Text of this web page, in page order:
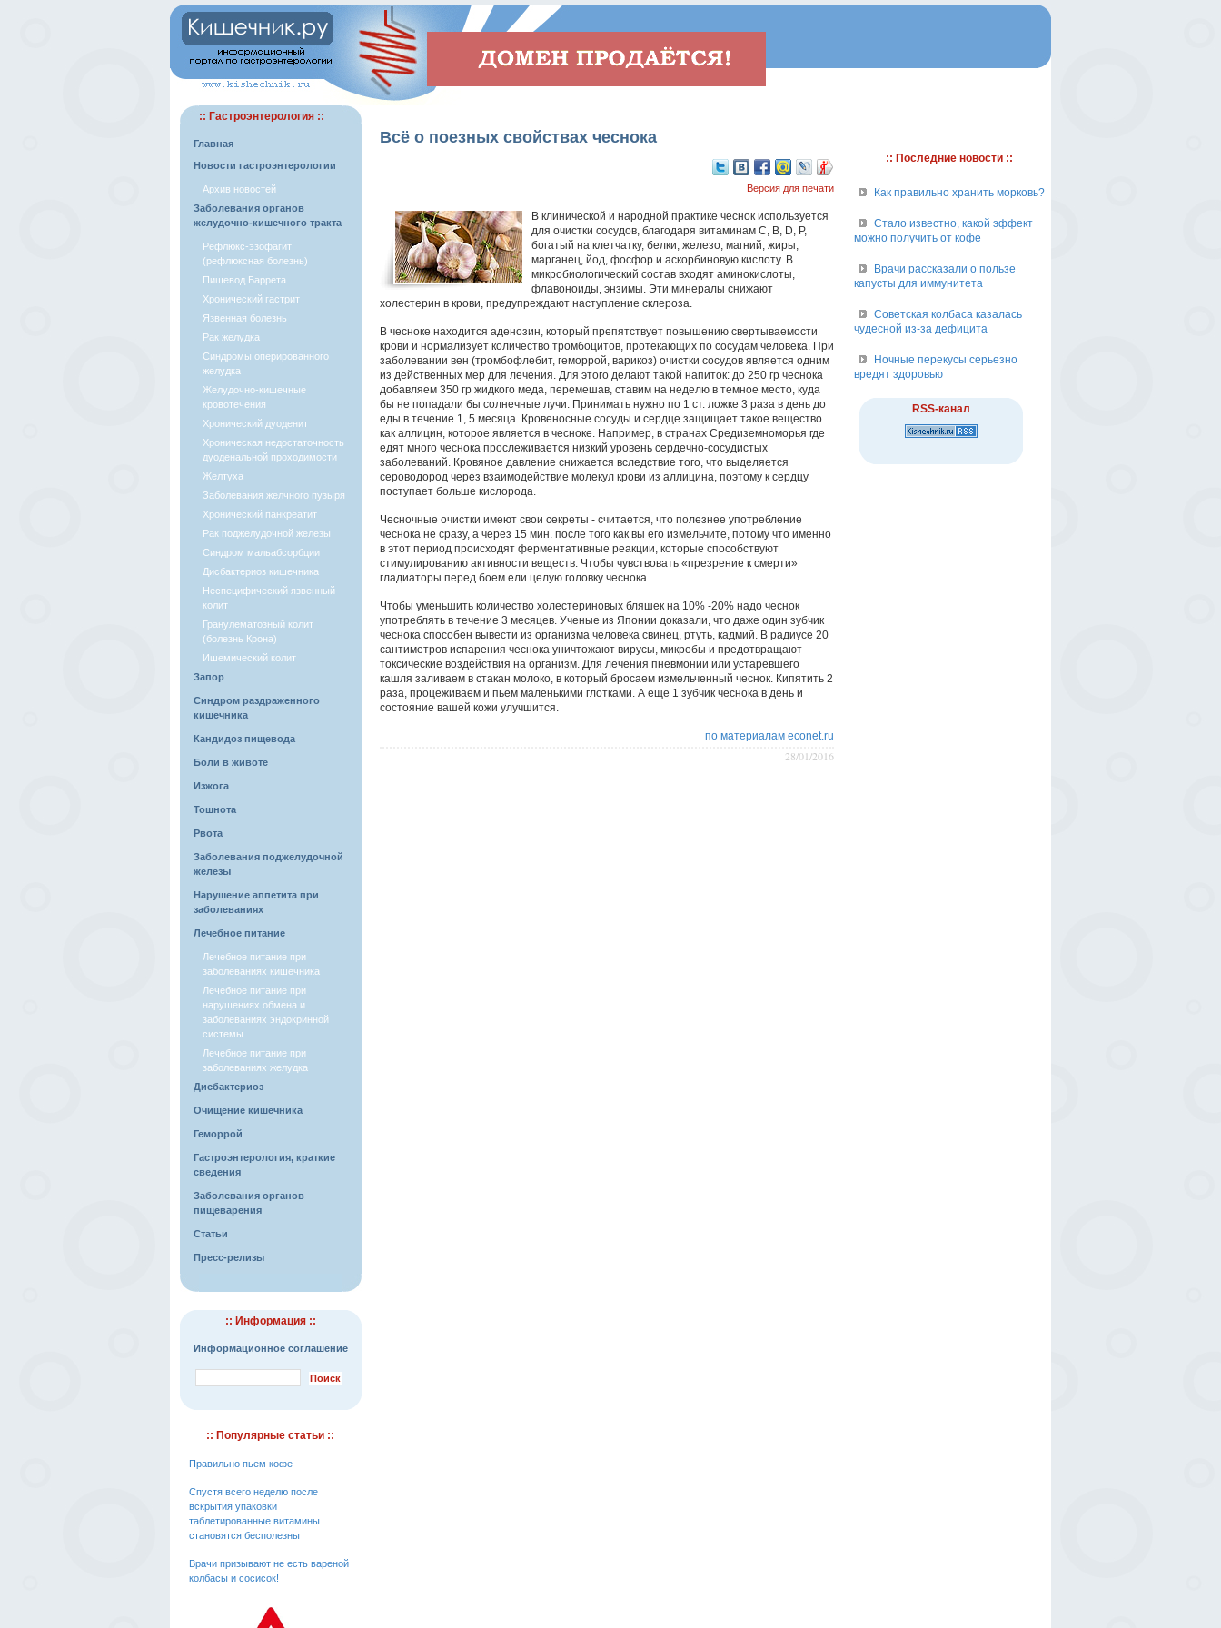
:: Гастроэнтерология ::
Главная
Новости гастроэнтерологии
Архив новостей
Заболевания органов
желудочно-кишечного тракта
Рефлюкс-эзофагит
(рефлюксная болезнь)
Пищевод Баррета
Хронический гастрит
Язвенная болезнь
Рак желудка
Синдромы оперированного
желудка
Желудочно-кишечные
кровотечения
Хронический дуоденит
Хроническая недостаточность
дуоденальной проходимости
Желтуха
Заболевания желчного пузыря
Хронический панкреатит
Рак поджелудочной железы
Синдром мальабсорбции
Дисбактериоз кишечника
Неспецифический язвенный
колит
Гранулематозный колит
(болезнь Крона)
Ишемический колит
Запор
Синдром раздраженного
кишечника
Кандидоз пищевода
Боли в животе
Изжога
Тошнота
Рвота
Заболевания поджелудочной
железы
Нарушение аппетита при
заболеваниях
Лечебное питание
Лечебное питание при
заболеваниях кишечника
Лечебное питание при
нарушениях обмена и
заболеваниях эндокринной
системы
Лечебное питание при
заболеваниях желудка
Дисбактериоз
Очищение кишечника
Геморрой
Гастроэнтерология, краткие
сведения
Заболевания органов
пищеварения
Статьи
Пресс-релизы
:: Информация ::
Информационное соглашение
:: Популярные статьи ::
Правильно пьем кофе
Спустя всего неделю после
вскрытия упаковки
таблетированные витамины
становятся бесполезны
Врачи призывают не есть вареной
колбасы и сосисок!
Всё о поезных свойствах чеснока
Версия для печати
В клинической и народной практике чеснок используется
для очистки сосудов, благодаря витаминам C, B, D, P,
богатый на клетчатку, белки, железо, магний, жиры,
марганец, йод, фосфор и аскорбиновую кислоту. В
микробиологический состав входят аминокислоты,
флавоноиды, энзимы. Эти минералы снижают
холестерин в крови, предупреждают наступление склероза.
В чесноке находится аденозин, который препятствует повышению свертываемости
крови и нормализует количество тромбоцитов, протекающих по сосудам человека. При
заболевании вен (тромбофлебит, геморрой, варикоз) очистки сосудов является одним
из действенных мер для лечения. Для этого делают такой напиток: до 250 гр чеснока
добавляем 350 гр жидкого меда, перемешав, ставим на неделю в темное место, куда
бы не попадали бы солнечные лучи. Принимать нужно по 1 ст. ложке 3 раза в день до
еды в течение 1, 5 месяца. Кровеносные сосуды и сердце защищает такое вещество
как аллицин, которое является в чесноке. Например, в странах Средиземноморья где
едят много чеснока прослеживается низкий уровень сердечно-сосудистых
заболеваний. Кровяное давление снижается вследствие того, что выделяется
сероводород через взаимодействие молекул крови из аллицина, поэтому к сердцу
поступает больше кислорода.
Чесночные очистки имеют свои секреты - считается, что полезнее употребление
чеснока не сразу, а через 15 мин. после того как вы его измельчите, потому что именно
в этот период происходят ферментативные реакции, которые способствуют
стимулированию активности веществ. Чтобы чувствовать «презрение к смерти»
гладиаторы перед боем ели целую головку чеснока.
Чтобы уменьшить количество холестериновых бляшек на 10% -20% надо чеснок
употреблять в течение 3 месяцев. Ученые из Японии доказали, что даже один зубчик
чеснока способен вывести из организма человека свинец, ртуть, кадмий. В радиусе 20
сантиметров испарения чеснока уничтожают вирусы, микробы и предотвращают
токсические воздействия на организм. Для лечения пневмонии или устаревшего
кашля заливаем в стакан молоко, в который бросаем измельченный чеснок. Кипятить 2
раза, процеживаем и пьем маленькими глотками. А еще 1 зубчик чеснока в день и
состояние вашей кожи улучшится.
по материалам econet.ru
28/01/2016
:: Последние новости ::
Как правильно хранить морковь?
Стало известно, какой эффект
можно получить от кофе
Врачи рассказали о пользе
капусты для иммунитета
Советская колбаса казалась
чудесной из-за дефицита
Ночные перекусы серьезно
вредят здоровью
RSS-канал